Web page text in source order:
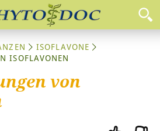
ISOFLAVONE
ISOFLAVONEN
von